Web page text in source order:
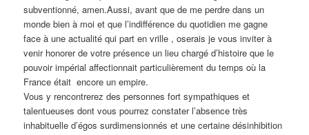
subventionné, amen.Aussi, avant que de me perdre dans un
monde bien à moi et que l’indifférence du quotidien me gagne
face à une actualité qui part en vrille , oserais je vous inviter à
venir honorer de votre présence un lieu chargé d’histoire que le
pouvoir impérial affectionnait particulièrement du temps où la
France était encore un empire.
Vous y rencontrerez des personnes fort sympathiques et
talentueuses dont vous pourrez constater l’absence très
inhabituelle d’égos surdimensionnés et une certaine désinhibition